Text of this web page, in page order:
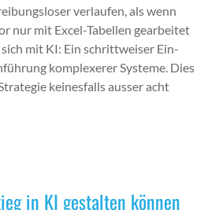
ver­laufen, als wenn
nur mit Excel-Tabellen gear­beit­et
mit KI: Ein schrit­tweis­er Ein­
kom­plex­er­er Sys­teme. Dies
keines­falls auss­er acht
in KI gestalten können